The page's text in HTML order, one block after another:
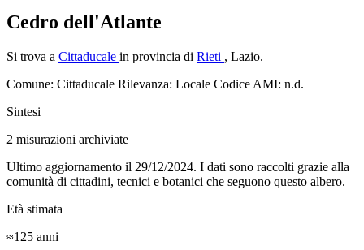
Cedro dell'Atlante
Si trova a Cittaducale in provincia di Rieti , Lazio.
Comune: Cittaducale Rilevanza: Locale Codice AMI: n.d.
Sintesi
2 misurazioni archiviate
Ultimo aggiornamento il 29/12/2024. I dati sono raccolti grazie alla
comunità di cittadini, tecnici e botanici che seguono questo albero.
Età stimata
≈125 anni